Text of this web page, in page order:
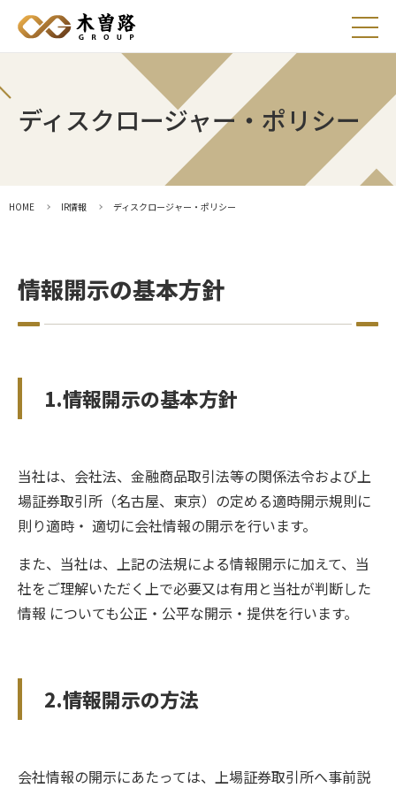
マルチステークホルダー方針
サイトマップ
ディスクロージャー・ポリシー
HOME IR情報 ディスクロージャー・ポリシー
情報開示の基本方針
1.情報開示の基本方針
当社は、会社法、金融商品取引法等の関係法令および上
場証券取引所（名古屋、東京）の定める適時開示規則に
則り適時・ 適切に会社情報の開示を行います。
また、当社は、上記の法規による情報開示に加えて、当
社をご理解いただく上で必要又は有用と当社が判断した
情報 についても公正・公平な開示・提供を行います。
2.情報開示の方法
会社情報の開示にあたっては、上場証券取引所へ事前説